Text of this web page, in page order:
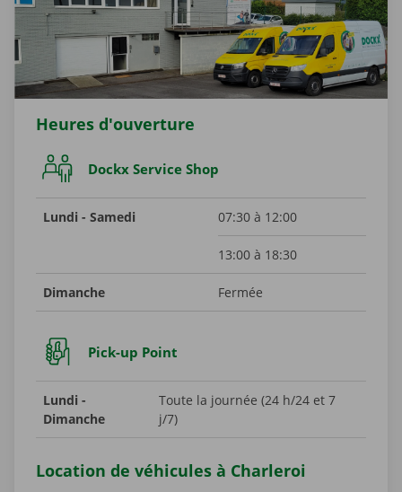
Heures d'ouverture
Dockx Service Shop
Lundi - Samedi 07:30 à 12:00
13:00 à 18:30
Dimanche Fermée
Pick-up Point
Lundi -
Dimanche
Toute la journée (24 h/24 et 7
j/7)
Location de véhicules à Charleroi